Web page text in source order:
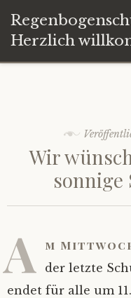
Herzlich
Aktuelle
Schulsozialarbeit
Förderverein
Aktuelles und
Hort
Wir
sonnige
A m
der letzte
endet für alle um